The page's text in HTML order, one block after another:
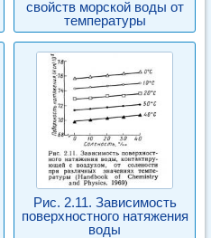
свойств морской воды от
температуры
Рис. 2.11. Зависимость
поверхностного натяжения
воды